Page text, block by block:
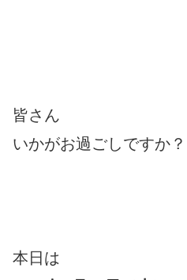
皆さん
いかがお過ごしですか？
本日は